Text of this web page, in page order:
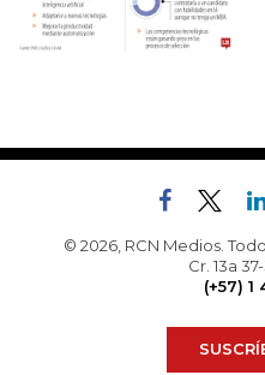
© 2026, RCN Medios.
Cr. 13a
(+57)